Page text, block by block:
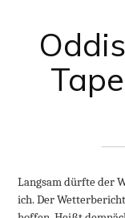
Langsam dürfte der
ich. Der